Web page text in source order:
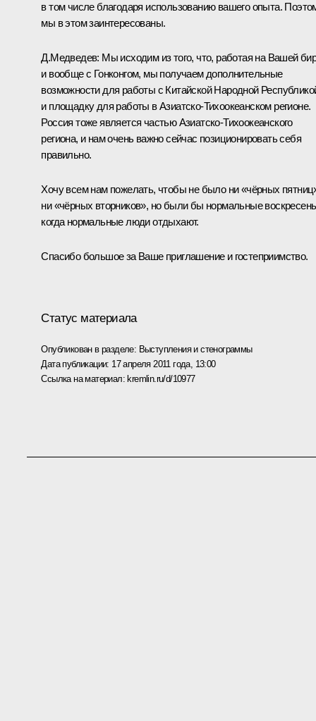
в том числе благодаря использованию вашего опыта.
мы в этом заинтересованы.
Д.Медведев: Мы исходим из того, что, работая на Вашей
и вообще с Гонконгом, мы получаем дополнительные
возможности для работы с Китайской Народной
и площадку для работы в Азиатско-Тихоокеанском регионе.
Россия тоже является частью Азиатско-Тихоокеанского
региона, и нам очень важно сейчас позиционировать себя
правильно.
Хочу всем нам пожелать, чтобы не было ни «чёрных
ни «чёрных вторников», но были бы нормальные
когда нормальные люди отдыхают.
Спасибо большое за Ваше приглашение и гостеприимство.
Статус материала
Опубликован в разделе: Выступления и стенограммы
Дата публикации: 17 апреля 2011 года, 13:00
Ссылка на материал:kremlin.ru/d/10977